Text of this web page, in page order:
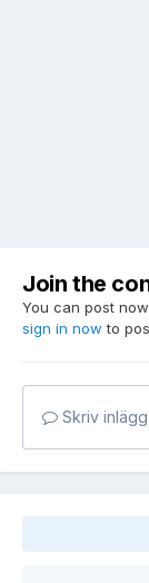
Join the
You can post
sign in now to
Skriv